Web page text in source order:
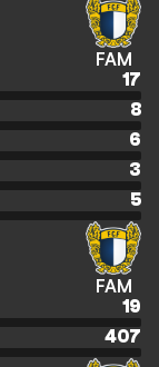
FAM
17
8
6
3
5
FAM
19
407